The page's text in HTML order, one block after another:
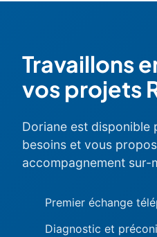
Travaillons
vos projets
Doriane est disponible
besoins et vous
accompagnement sur-
Premier échange
Diagnostic et